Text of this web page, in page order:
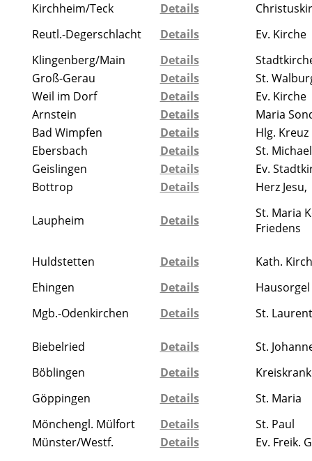
Kirchheim/Teck
Details
Reutl.-Degerschlacht
Details
Ev. Kirche
Klingenberg/Main
Details
Groß-Gerau
Details
St.
Weil im Dorf
Details
Ev. Kirche
Arnstein
Details
Maria
Bad Wimpfen
Details
Hlg. Kreuz
Ebersbach
Details
St. Michael
Geislingen
Details
Ev.
Bottrop
Details Herz Jesu,
Laupheim Details
St. Maria
Friedens
Huldstetten Details
Kath.
Ehingen
Details
Hausorgel
Mgb.-Odenkirchen
Details St.
Biebelried Details
St.
Böblingen
Details
Göppingen
Details
St. Maria
Mönchengl. Mülfort
Details
St. Paul
Münster/Westf.
Details
Ev. Freik.